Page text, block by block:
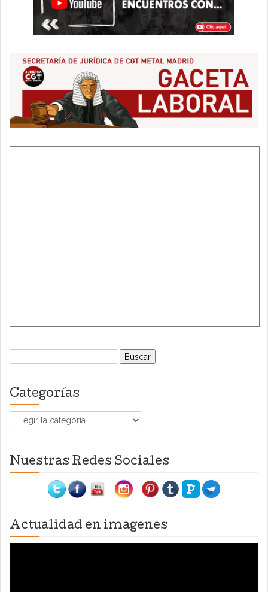
Buscar:
Categorías
Categorías
Nuestras Redes Sociales
Actualidad en imagenes